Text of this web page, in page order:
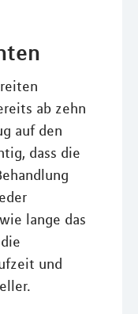
ab zehn
auf den
dass die
lange das
und